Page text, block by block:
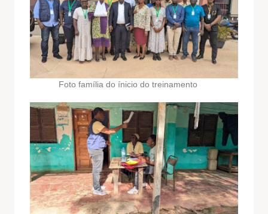
Foto família do ínicio do treinamento